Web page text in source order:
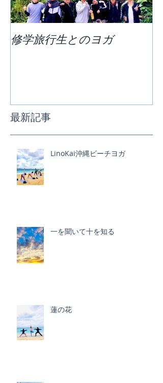
修学旅行生とのヨガ
最新記事
LinoKai沖縄ビーチヨガ
一を聞いて十を知る
蓮の花